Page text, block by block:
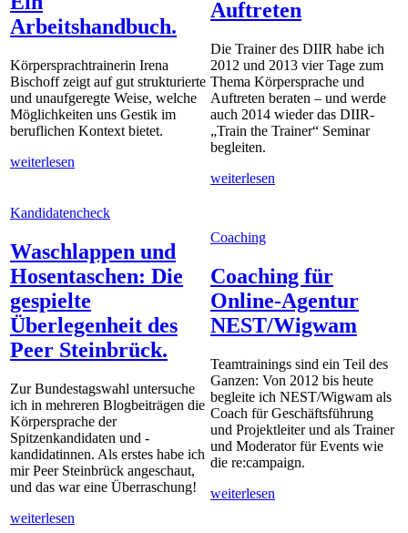
Arbeitshandbuch.
Körpersprachtrainerin Irena
Bischoff zeigt auf gut strukturierte
und unaufgeregte Weise, welche
Möglichkeiten uns Gestik im
beruflichen Kontext bietet.
weiterlesen
Auftreten
Die Trainer des DIIR habe ich
2012 und 2013 vier Tage zum
Thema Körpersprache und
Auftreten beraten – und werde
auch 2014 wieder das DIIR-
„Train the Trainer“ Seminar
begleiten.
weiterlesen
Kandidatencheck
Waschlappen und
Hosentaschen: Die
gespielte
Überlegenheit des
Peer Steinbrück.
Zur Bundestagswahl untersuche
ich in mehreren Blogbeiträgen die
Körpersprache der
Spitzenkandidaten und -
kandidatinnen. Als erstes habe ich
mir Peer Steinbrück angeschaut,
und das war eine Überraschung!
weiterlesen
Coaching
Coaching für
Online-Agentur
NEST/Wigwam
Teamtrainings sind ein Teil des
Ganzen: Von 2012 bis heute
begleite ich NEST/Wigwam als
Coach für Geschäftsführung
und Projektleiter und als Trainer
und Moderator für Events wie
die re:campaign.
weiterlesen